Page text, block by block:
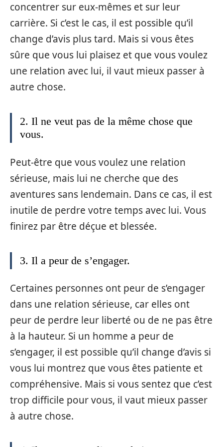
concentrer sur eux-mêmes et sur leur
carrière. Si c’est le cas, il est possible qu’il
change d’avis plus tard. Mais si vous êtes
sûre que vous lui plaisez et que vous voulez
une relation avec lui, il vaut mieux passer à
autre chose.
2. Il ne veut pas de la même chose que
vous.
Peut-être que vous voulez une relation
sérieuse, mais lui ne cherche que des
aventures sans lendemain. Dans ce cas, il est
inutile de perdre votre temps avec lui. Vous
finirez par être déçue et blessée.
3. Il a peur de s’engager.
Certaines personnes ont peur de s’engager
dans une relation sérieuse, car elles ont
peur de perdre leur liberté ou de ne pas être
à la hauteur. Si un homme a peur de
s’engager, il est possible qu’il change d’avis si
vous lui montrez que vous êtes patiente et
compréhensive. Mais si vous sentez que c’est
trop difficile pour vous, il vaut mieux passer
à autre chose.